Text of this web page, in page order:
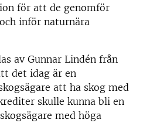
för att de genomför
inför naturnära
av Gunnar Lindén från
det idag är en
att ha skog med
skulle kunna bli en
med höga